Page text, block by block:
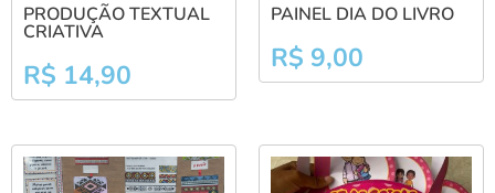
PRODUÇÃO TEXTUAL
CRIATIVA
R$ 14,90
PAINEL DIA DO LIVRO
R$ 9,00